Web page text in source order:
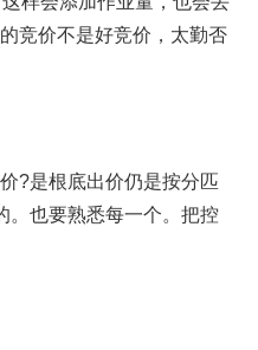
竞价不是好竞价，太勤否
?是根底出价仍是按分匹
。也要熟悉每一个。把控